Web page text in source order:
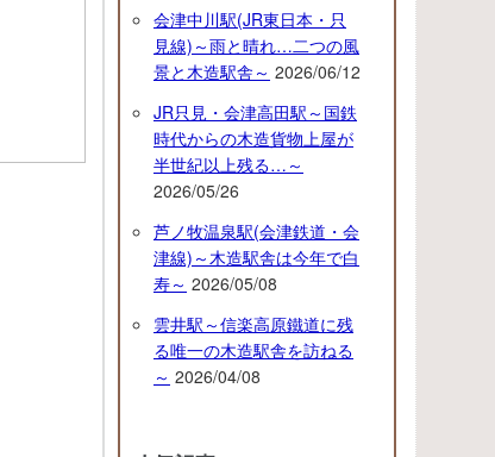
会津中川駅(JR東日本・只
見線)～雨と晴れ…二つの風
景と木造駅舎～ 2026/06/12
JR只見・会津高田駅～国鉄
時代からの木造貨物上屋が
半世紀以上残る…～
2026/05/26
芦ノ牧温泉駅(会津鉄道・会
津線)～木造駅舎は今年で白
寿～ 2026/05/08
雲井駅～信楽高原鐵道に残
る唯一の木造駅舎を訪ねる
～ 2026/04/08